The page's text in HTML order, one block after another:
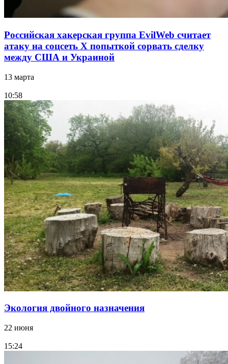
Российская хакерская группа EvilWeb считает
атаку на соцсеть Х попыткой сорвать сделку
между США и Украиной
13 марта
10:58
Экология двойного назначения
22 июня
15:24